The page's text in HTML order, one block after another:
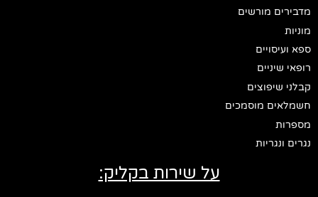
מדבירים מורשים
מוניות
ספא ועיסויים
רופאי שיניים
קבלני שיפוצים
חשמלאים מוסמכים
מספרות
נגרים ונגריות
על שירות בקליק: